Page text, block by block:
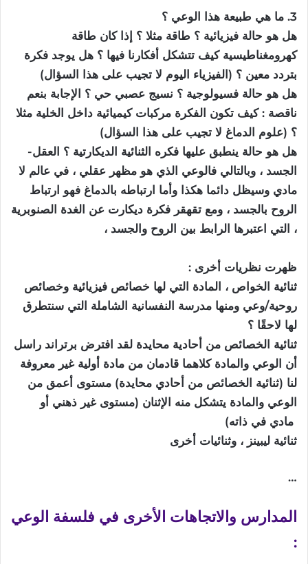
3. ما هي طبيعة هذا الوعي ؟
هل هو حالة فيزيائية ؟ طاقة مثلا ؟ إذا كان طاقة
كهرومغناطيسية كيف تتشكل أفكارنا فيها ؟ هل يوجد فكرة
بتردد معين ؟ (الفيزياء اليوم لا تجيب على هذا السؤال)
هل هو حالة فسيولوجية ؟ نسيج عصبي حي ؟ الإجابة بنعم
ناقصة : كيف تكون الفكرة مركبات كيميائية داخل الخلية مثلا
؟ (علوم الدماغ لا تجيب على هذا السؤال)
هل هو حالة ينطبق عليها فكره الثنائية الديكارتية ؟ العقل-
الجسد ، وبالتالي فالوعي الذي هو مظهر عقلي ، في عالم لا
مادي وسيظل دائما هكذا وأما ارتباطه بالدماغ فهو ارتباط
الروح بالجسد ، ومع تقهقر فكرة ديكارت عن الغدة الصنوبرية
، التي اعتبرها الرابط بين الروح والجسد ،
ظهرت نظريات أخرى :
ثنائية الخواص ، المادة التي لها خصائص فيزيائية وخصائص
روحية/وعي ومنها مدرسة النفسانية الشاملة التي سنتطرق
لها لاحقًا ؟
ثنائية الخصائص من أحادية محايدة لقد افترض برتراند راسل
أن الوعي والمادة كلاهما قادمان من مادة أولية غير معروفة
لنا (ثنائية الخصائص من أحادي محايدة) مستوى أعمق من
الوعي والمادة يتشكل منه الإثنان (مستوى غير ذهني أو
مادي في ذاته)
ثنائية ليبينز ، وثنائيات أخرى
…
المدارس والاتجاهات الأخرى في فلسفة الوعي
: